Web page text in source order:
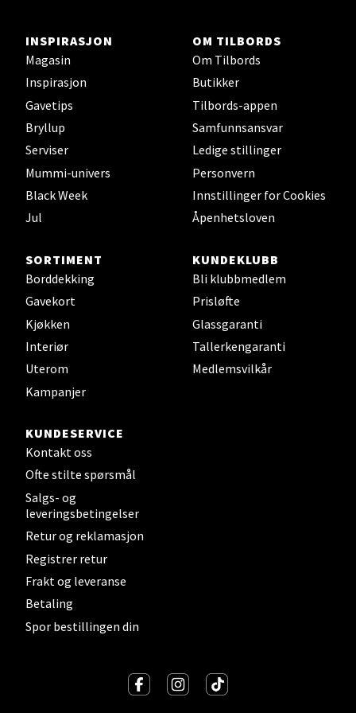
INSPIRASJON
Magasin
Inspirasjon
Gavetips
Bryllup
Serviser
Mummi-univers
Black Week
Jul
OM TILBORDS
Om Tilbords
Butikker
Tilbords-appen
Samfunnsansvar
Ledige stillinger
Personvern
Innstillinger for Cookies
Åpenhetsloven
SORTIMENT
Borddekking
Gavekort
Kjøkken
Interiør
Uterom
Kampanjer
KUNDEKLUBB
Bli klubbmedlem
Prisløfte
Glassgaranti
Tallerkengaranti
Medlemsvilkår
KUNDESERVICE
Kontakt oss
Ofte stilte spørsmål
Salgs- og
leveringsbetingelser
Retur og reklamasjon
Registrer retur
Frakt og leveranse
Betaling
Spor bestillingen din
Stavanger og Sandnes - Thon
Senter Madla
Madlakrossen nr 9, 4042 Stavanger
Åpent i dag 10-19
Levanger - Magneten
Åpent i dag 10-18
0 i butikk
Mandal - Alti Mandal
Skarvøyveien 55, 4517 Mandal
Åpent i dag 10-18
0 i butikk